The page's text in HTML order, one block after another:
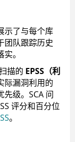
示了与每个库
团队跟踪历史
。
描的 EPSS（利
际漏洞利用的
级。SCA 问
评分和百分位
。